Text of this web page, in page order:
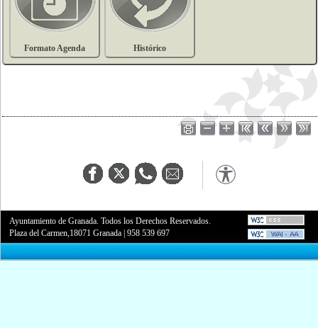
Formato Agenda Histórico
Ayuntamiento de Granada. Todos los Derechos Reservados.
Plaza del Carmen,18071 Granada |958 539 697